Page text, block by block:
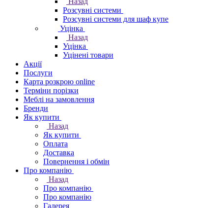
Розсувні системи
Розсувні системи для шаф купе
Уцінка
Назад
Уцінка
Уцінені товари
Акції
Послуги
Карта розкрою online
Терміни порізки
Меблі на замовлення
Бренди
Як купити
Назад
Як купити
Оплата
Доставка
Повернення і обмін
Про компанію
Назад
Про компанію
Про компанію
Галерея